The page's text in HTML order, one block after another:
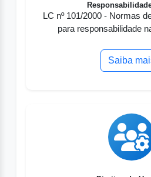
LC nº 101/2000 - Normas
para responsabilidade
Saiba